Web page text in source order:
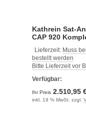
Kathrein Sat-
CAP 920
Lieferzeit: Muss
bestellt werden
Bitte Lieferzeit vor
Verfügbar:
Ihr Preis 2.510,95
inkl. 19 % MwSt. zzgl.